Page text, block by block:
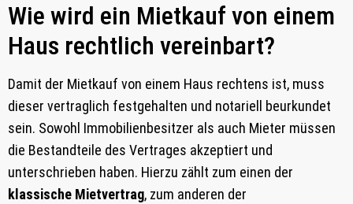
Wie wird ein Mietkauf von einem
Haus rechtlich vereinbart?
Damit der Mietkauf von einem Haus rechtens ist, muss
dieser vertraglich festgehalten und notariell beurkundet
sein. Sowohl Immobilienbesitzer als auch Mieter müssen
die Bestandteile des Vertrages akzeptiert und
unterschrieben haben. Hierzu zählt zum einen der
klassische Mietvertrag, zum anderen der